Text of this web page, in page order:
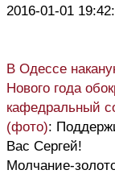
2016-01-01
В Одессе
Нового года
кафедральный
(фото):
Вас Сергей!
Молчание-